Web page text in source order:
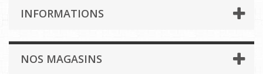
INFORMATIONS
NOS MAGASINS